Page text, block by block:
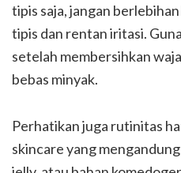
tipis saja, jangan
tipis dan rentan iritasi.
setelah membersihkan
bebas minyak.
Perhatikan juga rutinitas
skincare yang